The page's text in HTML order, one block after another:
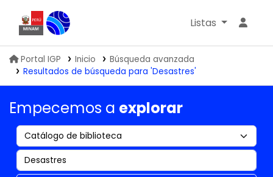
Biblioteca IGP
Listas
Portal IGP Inicio
Búsqueda avanzada
Resultados de búsqueda para 'Desastres'
Empecemos a explorar